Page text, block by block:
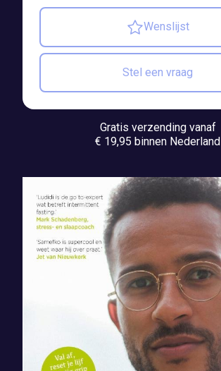
Wenslijst
Stel een vraag
Gratis verzending vanaf
€ 19,95 binnen Nederland